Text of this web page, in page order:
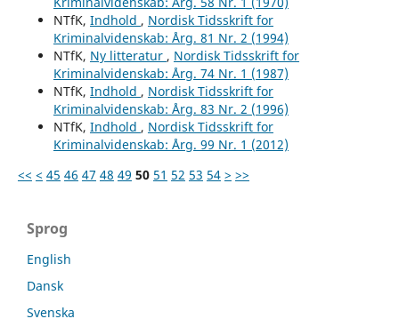
NTfK, Indhold , Nordisk Tidsskrift for
Kriminalvidenskab: Årg. 81 Nr. 2 (1994)
NTfK, Ny litteratur , Nordisk Tidsskrift for
Kriminalvidenskab: Årg. 74 Nr. 1 (1987)
NTfK, Indhold , Nordisk Tidsskrift for
Kriminalvidenskab: Årg. 83 Nr. 2 (1996)
NTfK, Indhold , Nordisk Tidsskrift for
Kriminalvidenskab: Årg. 99 Nr. 1 (2012)
<< < 45 46 47 48 49 50 51 52 53 54 > >>
Sprog
English
Dansk
Svenska